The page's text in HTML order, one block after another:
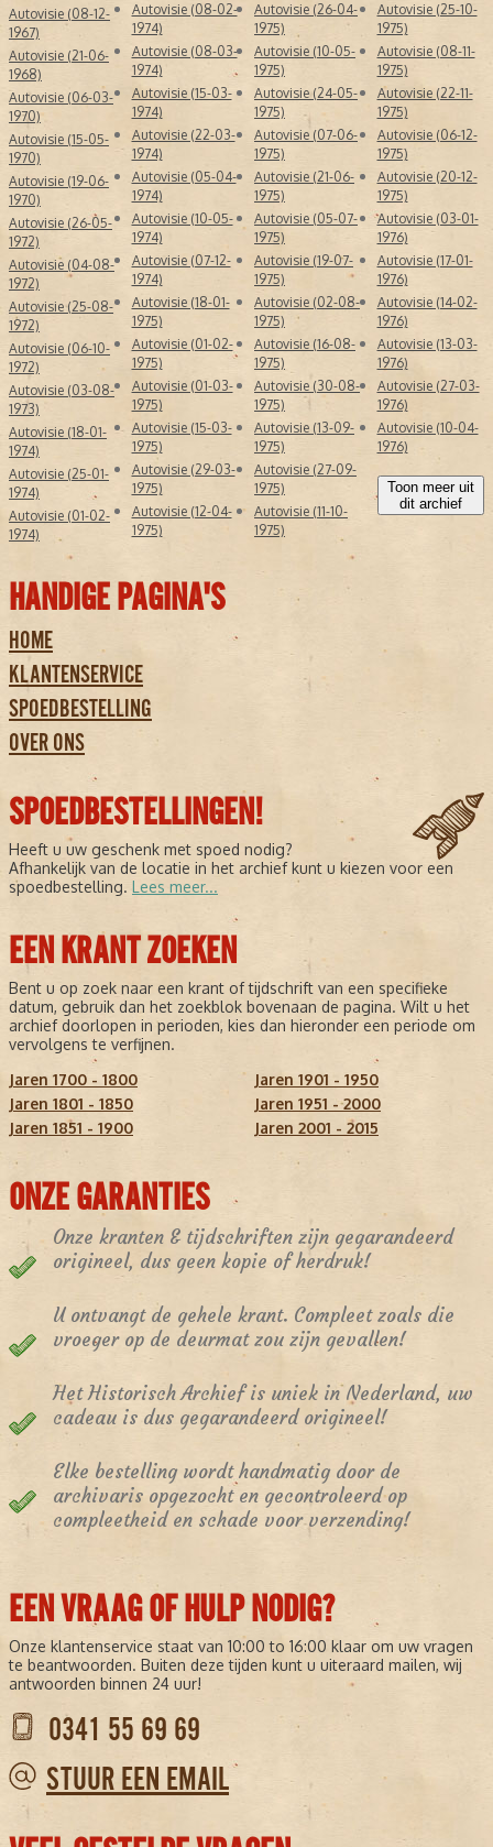
Autovisie (08-12-
1967)
Autovisie (21-06-
1968)
Autovisie (06-03-
1970)
Autovisie (15-05-
1970)
Autovisie (19-06-
1970)
Autovisie (26-05-
1972)
Autovisie (04-08-
1972)
Autovisie (25-08-
1972)
Autovisie (06-10-
1972)
Autovisie (03-08-
1973)
Autovisie (18-01-
1974)
Autovisie (25-01-
1974)
Autovisie (01-02-
1974)
Autovisie (08-02-
1974)
Autovisie (08-03-
1974)
Autovisie (15-03-
1974)
Autovisie (22-03-
1974)
Autovisie (05-04-
1974)
Autovisie (10-05-
1974)
Autovisie (07-12-
1974)
Autovisie (18-01-
1975)
Autovisie (01-02-
1975)
Autovisie (01-03-
1975)
Autovisie (15-03-
1975)
Autovisie (29-03-
1975)
Autovisie (12-04-
1975)
Autovisie (26-04-
1975)
Autovisie (10-05-
1975)
Autovisie (24-05-
1975)
Autovisie (07-06-
1975)
Autovisie (21-06-
1975)
Autovisie (05-07-
1975)
Autovisie (19-07-
1975)
Autovisie (02-08-
1975)
Autovisie (16-08-
1975)
Autovisie (30-08-
1975)
Autovisie (13-09-
1975)
Autovisie (27-09-
1975)
Autovisie (11-10-
1975)
Autovisie (25-10-
1975)
Autovisie (08-11-
1975)
Autovisie (22-11-
1975)
Autovisie (06-12-
1975)
Autovisie (20-12-
1975)
Autovisie (03-01-
1976)
Autovisie (17-01-
1976)
Autovisie (14-02-
1976)
Autovisie (13-03-
1976)
Autovisie (27-03-
1976)
Autovisie (10-04-
1976)
Toon meer uit
dit archief
HANDIGE PAGINA'S
HOME
KLANTENSERVICE
SPOEDBESTELLING
OVER ONS
SPOEDBESTELLINGEN!
Heeft u uw geschenk met spoed nodig?
Afhankelijk van de locatie in het archief kunt u kiezen voor een
spoedbestelling. Lees meer...
EEN KRANT ZOEKEN
Bent u op zoek naar een krant of tijdschrift van een specifieke
datum, gebruik dan het zoekblok bovenaan de pagina. Wilt u het
archief doorlopen in perioden, kies dan hieronder een periode om
vervolgens te verfijnen.
Jaren 1700 - 1800
Jaren 1801 - 1850
Jaren 1851 - 1900
Jaren 1901 - 1950
Jaren 1951 - 2000
Jaren 2001 - 2015
ONZE GARANTIES
Onze kranten & tijdschriften zijn gegarandeerd
origineel, dus geen kopie of herdruk!
U ontvangt de gehele krant. Compleet zoals die
vroeger op de deurmat zou zijn gevallen!
Het Historisch Archief is uniek in Nederland, uw
cadeau is dus gegarandeerd origineel!
Elke bestelling wordt handmatig door de
archivaris opgezocht en gecontroleerd op
compleetheid en schade voor verzending!
EEN VRAAG OF HULP NODIG?
Onze klantenservice staat van 10:00 to 16:00 klaar om uw vragen
te beantwoorden. Buiten deze tijden kunt u uiteraard mailen, wij
antwoorden binnen 24 uur!
0341 55 69 69
STUUR EEN EMAIL